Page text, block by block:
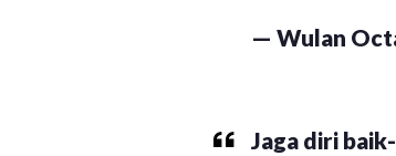
— Wulan
Jaga diri